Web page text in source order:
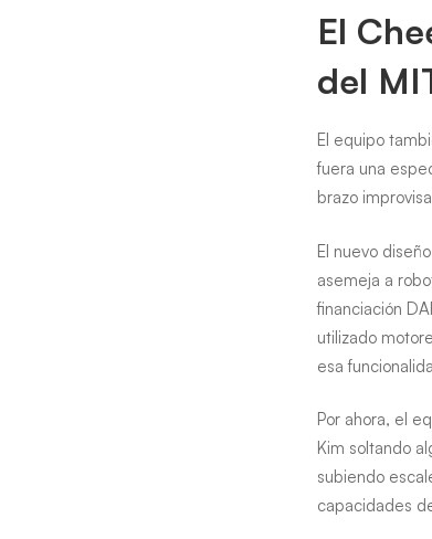
El
del
El equipo
fuera una
brazo
El nuevo
asemeja a
financiación
utilizado
esa
Por ahora, el
Kim soltando
subiendo
capacidades